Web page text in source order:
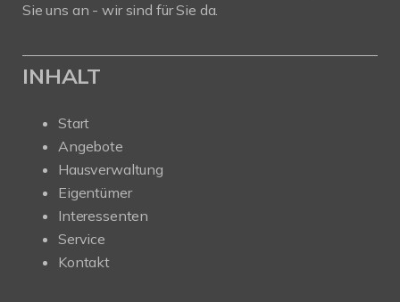
Sie uns an - wir sind für Sie da.
INHALT
Start
Angebote
Hausverwaltung
Eigentümer
Interessenten
Service
Kontakt